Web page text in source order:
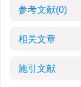
参考文献(0)
相关文章
施引文献